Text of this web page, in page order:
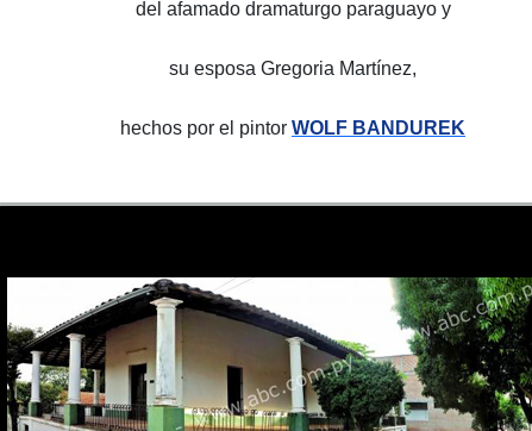
del afamado dramaturgo paraguayo y
su esposa Gregoria Martínez,
hechos por el pintor WOLF BANDUREK